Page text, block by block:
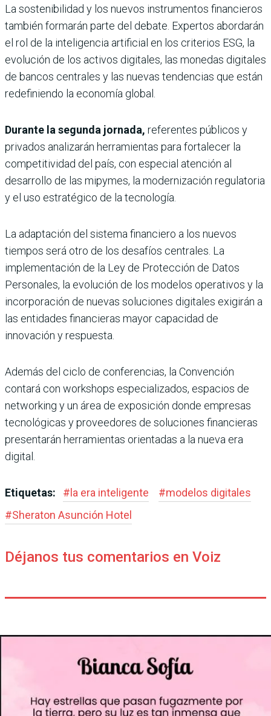
La sostenibilidad y los nuevos ins­trumentos financieros
también forma­rán parte del debate. Expertos aborda­rán
el rol de la inteligencia artificial en los criterios ESG, la
evolución de los activos digitales, las monedas digitales
de bancos centrales y las nuevas tendencias que están
redefiniendo la economía global.
Durante la segunda jornada, refe­rentes públicos y
privados analizarán herramientas para fortalecer la
compe­titividad del país, con especial atención al
desarrollo de las mipymes, la moder­nización regulatoria
y el uso estratégico de la tecnología.
La adaptación del sistema financiero a los nuevos
tiempos será otro de los desafíos centrales. La
implementación de la Ley de Protección de Datos
Personales, la evolución de los modelos operativos y la
incorporación de nuevas soluciones digitales exigirán a
las enti­dades financieras mayor capacidad de
innovación y respuesta.
Además del ciclo de conferencias, la Convención
contará con workshops es­pecializados, espacios de
networking y un área de exposición donde empresas
tecnológicas y proveedores de solucio­nes financieras
presentarán herramien­tas orientadas a la nueva era
digital.
Etiquetas: # la era inteligente #modelos digitales
#Sheraton Asunción Hotel
Déjanos tus comentarios en Voiz